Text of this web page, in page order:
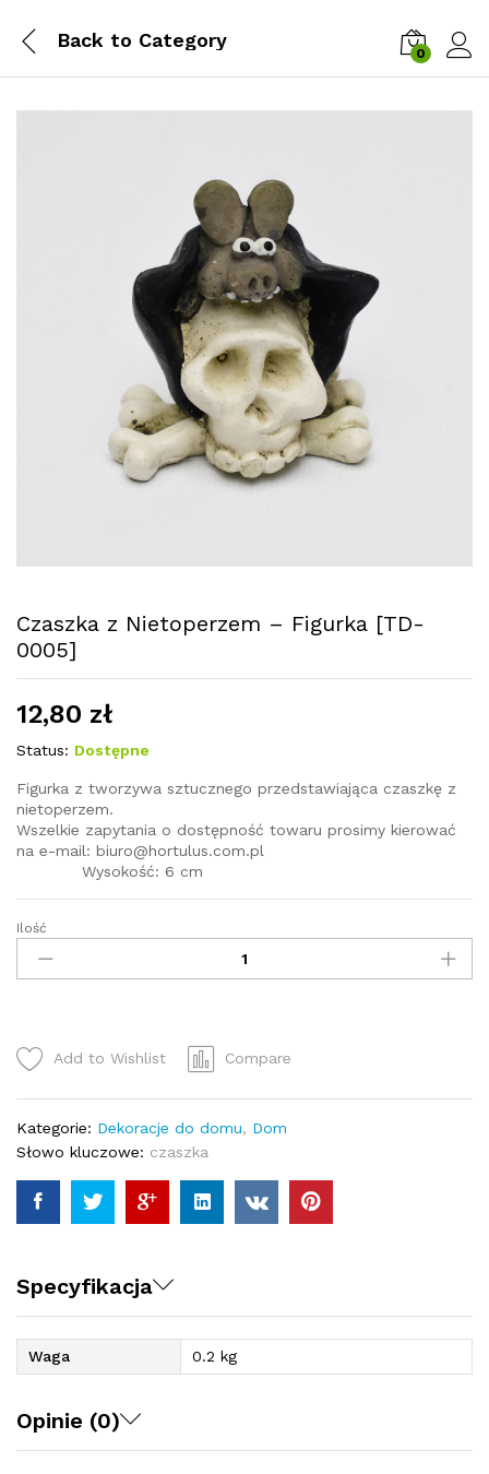
Back to Category
0
Czaszka z Nietoperzem – Figurka [TD-
0005]
12,80 zł
Status: Dostępne
Figurka z tworzywa sztucznego przedstawiająca czaszkę z
nietoperzem.
Wszelkie zapytania o dostępność towaru prosimy kierować
na e-mail: biuro@hortulus.com.pl
Wysokość: 6 cm
Czaszka
Nietoperzem
[TD-
0005]
quantity
Ilość
Add to Wishlist Compare
Kategorie: Dekoracje do domu, Dom
Słowo kluczowe: czaszka
Specyfikacja
Waga 0.2 kg
Opinie (0)